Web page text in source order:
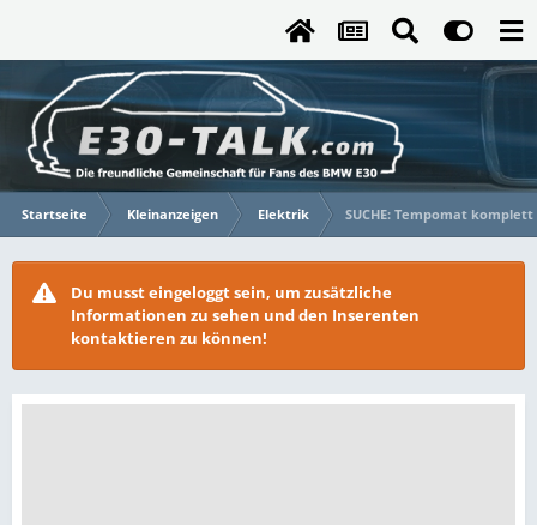
Startseite Kleinanzeigen Elektrik SUCHE: Tempomat komplett
Du musst eingeloggt sein, um zusätzliche
Informationen zu sehen und den Inserenten
kontaktieren zu können!